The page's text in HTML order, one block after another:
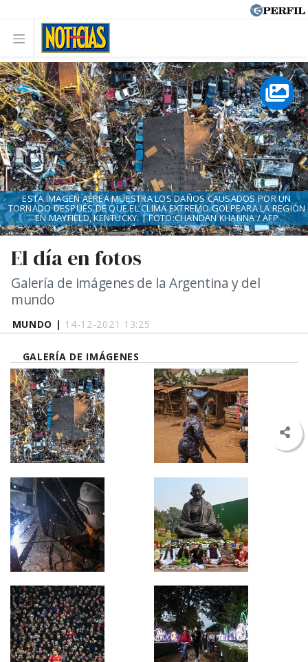
MUNDO | 14-12-2021 13:25
El día en fotos
Galería de imágenes de la Argentina y del
mundo
ESTA IMAGEN AÉREA MUESTRA LOS DAÑOS CAUSADOS POR UN
TORNADO DESPUÉS DE QUE EL CLIMA EXTREMO GOLPEARA LA REGIÓN
EN MAYFIELD, KENTUCKY. | FOTO:CHANDAN KHANNA / AFP
GALERÍA DE IMÁGENES